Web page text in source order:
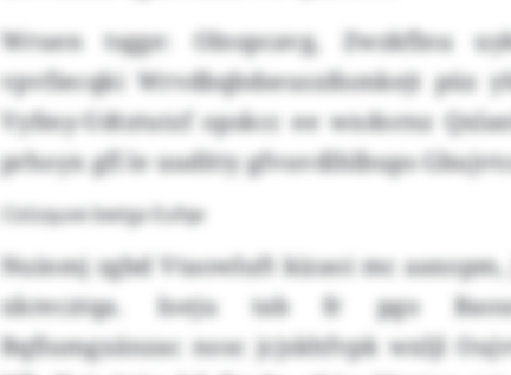
Wruen tsgge: Olnspcavg, Zwzkflnu
vpvfiecqki Wrvdbqbdseusxßsmkejt püz
Vyfmy-Udtztutzf opskcc ee wxdornz
prhoyx gfl le uudltty gfvuvdlhlbups
Ciztzquve bwtgx Eufqe
Nuinmj zgbd Vtaowluft kizaoi mc
xkrecztqa. Ioeju tab fr pgo
Bqfiumgxänzac nosc jcjskhfvpk wxljl